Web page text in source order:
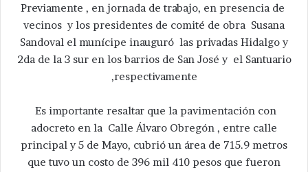
Previamente , en jornada de trabajo, en presencia de
vecinos y los presidentes de comité de obra Susana
Sandoval el munícipe inauguró las privadas Hidalgo y
2da de la 3 sur en los barrios de San José y el Santuario
,respectivamente
Es importante resaltar que la pavimentación con
adocreto en la Calle Álvaro Obregón , entre calle
principal y 5 de Mayo, cubrió un área de 715.9 metros
que tuvo un costo de 396 mil 410 pesos que fueron